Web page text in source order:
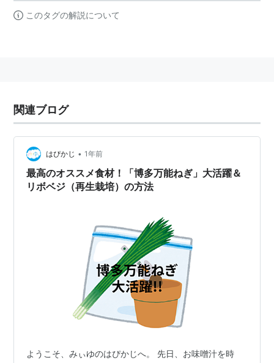
このタグの解説について
関連ブログ
はぴかじ • 1年前
最高のオススメ食材！「博多万能ねぎ」大活躍＆
リボベジ（再生栽培）の方法
ようこそ、みぃゆのはぴかじへ。 先日、お味噌汁を時